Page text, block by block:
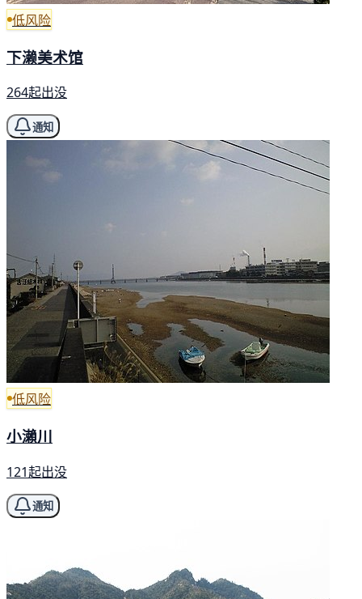
低风险
下濑美术馆
264起出没
通知
低风险
小瀨川
121起出没
通知